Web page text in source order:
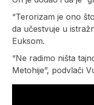
“Terorizam je ono
da učestvuje u
Euksom.
“Ne radimo ništa
Metohije”, podvlači